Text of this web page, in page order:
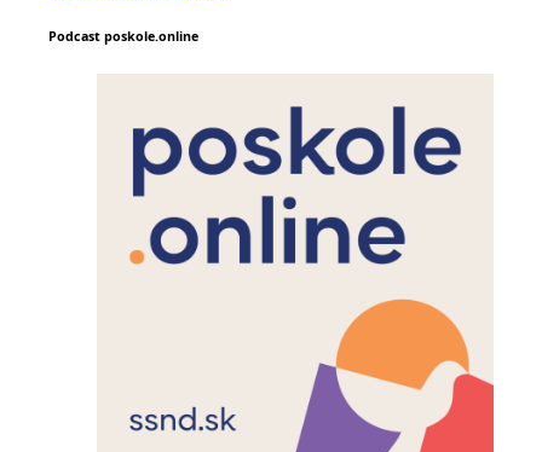
Podcast poskole.online